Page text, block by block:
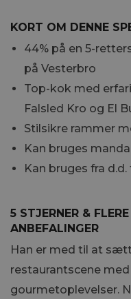
KORT OM DENNE
44% på en 5-
på Vesterbro
Top-kok med
Falsled Kro og El
Stilsikre rammer
Kan bruges
Kan bruges fra
5 STJERNER &
ANBEFALINGER
Han er med til at
restaurantscene
gourmetoplevelser.